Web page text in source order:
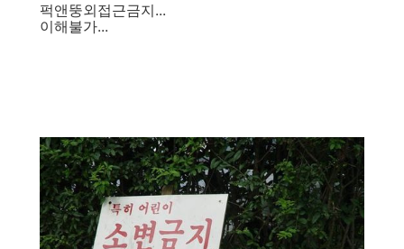
퍽앤뚱외접근금지...
이해불가...